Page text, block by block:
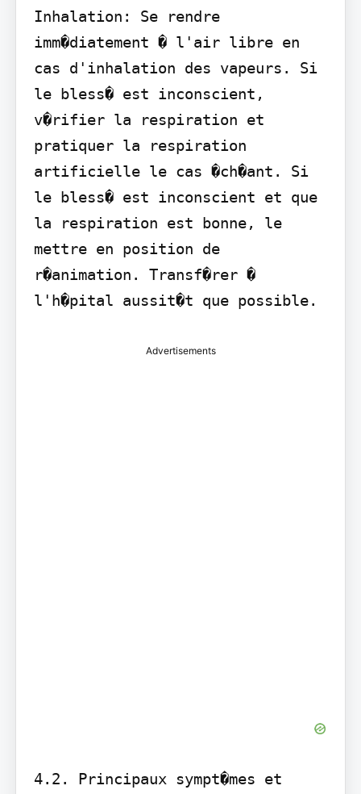
Inhalation: Se rendre
imm�diatement � l'air libre en
cas d'inhalation des vapeurs. Si
le bless� est inconscient,
v�rifier la respiration et
pratiquer la respiration
artificielle le cas �ch�ant. Si
le bless� est inconscient et que
la respiration est bonne, le
mettre en position de
r�animation. Transf�rer �
l'h�pital aussit�t que possible.
Advertisements
4.2. Principaux sympt�mes et